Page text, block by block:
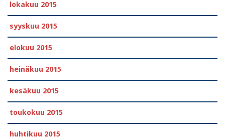
lokakuu 2015
syyskuu 2015
elokuu 2015
heinäkuu 2015
kesäkuu 2015
toukokuu 2015
huhtikuu 2015